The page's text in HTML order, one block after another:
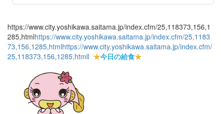
https://www.city.yoshikawa.saitama.jp/index.cfm/25,118373,156,1
285,htmlhttps://www.city.yoshikawa.saitama.jp/index.cfm/25,1183
73,156,1285,htmlhttps://www.city.yoshikawa.saitama.jp/index.cfm/
25,118373,156,1285,htmll ★今日の給食★